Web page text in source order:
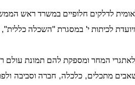
לדלקים חלופיים במשרד ראש
לכיתות י' במסגרת "השכלה כללית
מתכלים, כלכלה, חברה וסביבה